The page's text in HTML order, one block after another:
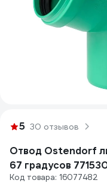
5 30 отзывов
Отвод Ostendorf
67 градусов
Код товара: 16077482